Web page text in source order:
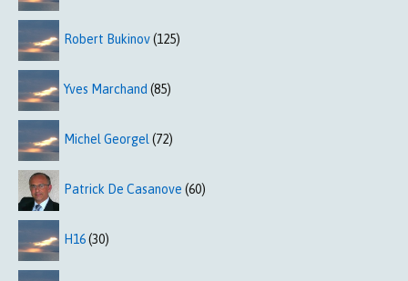
Robert Bukinov(125)
Yves Marchand (85)
Michel Georgel (72)
Patrick De Casanove (60)
H16(30)